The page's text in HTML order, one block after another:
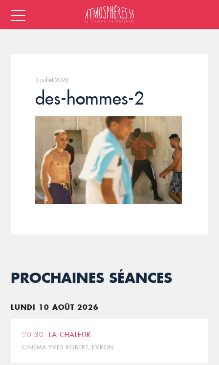
3 juillet 2020
des-hommes-2
PROCHAINES SÉANCES
LUNDI 10 AOÛT 2026
20:30 LA CHALEUR
CINÉMA YVES ROBERT, EVRON